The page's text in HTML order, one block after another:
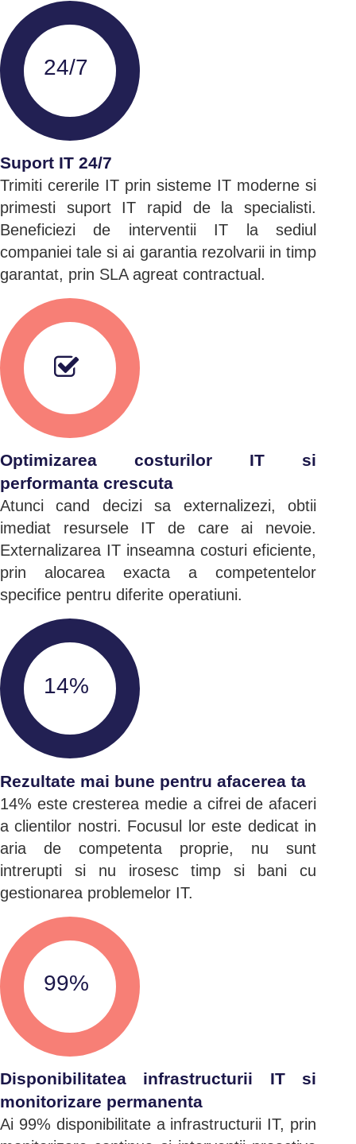
24/7
Suport IT 24/7
Trimiti cererile IT prin sisteme IT moderne si
primesti suport IT rapid de la specialisti.
Beneficiezi de interventii IT la sediul
companiei tale si ai garantia rezolvarii in timp
garantat, prin SLA agreat contractual.
Optimizarea costurilor IT si
performanta crescuta
Atunci cand decizi sa externalizezi, obtii
imediat resursele IT de care ai nevoie.
Externalizarea IT inseamna costuri eficiente,
prin alocarea exacta a competentelor
specifice pentru diferite operatiuni.
14%
Rezultate mai bune pentru afacerea ta
14% este cresterea medie a cifrei de afaceri
a clientilor nostri. Focusul lor este dedicat in
aria de competenta proprie, nu sunt
intrerupti si nu irosesc timp si bani cu
gestionarea problemelor IT.
99%
Disponibilitatea infrastructurii IT si
monitorizare permanenta
Ai 99% disponibilitate a infrastructurii IT, prin